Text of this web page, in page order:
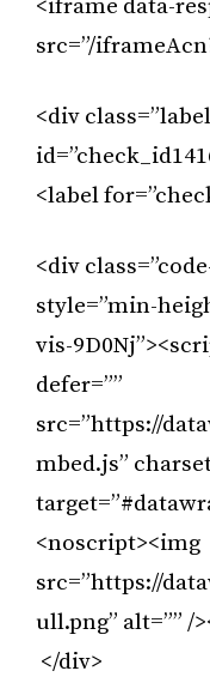
<iframe data-
src=”/
<div
<label
<div
style=”min-
vis-
defer=””
src=”https://
mbed.js”
<noscript><img
src=”https://
ull.png” alt=”” /
</div>